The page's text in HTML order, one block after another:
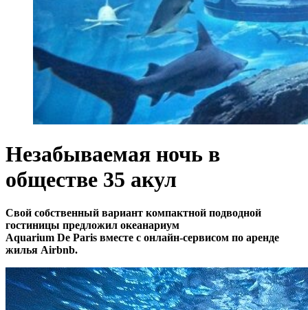
Незабываемая ночь в
обществе 35 акул
Свой собственный вариант компактной подводной
гостиницы предложил океанариум
Aquarium De Paris вместе с онлайн-сервисом по аренде
жилья Airbnb.